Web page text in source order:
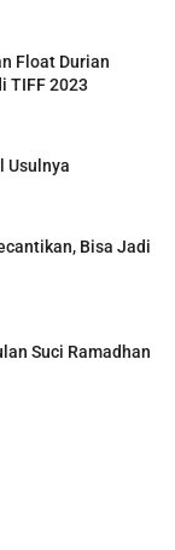
Float Durian
TIFF 2023
Usulnya
Bisa Jadi
Suci Ramadhan